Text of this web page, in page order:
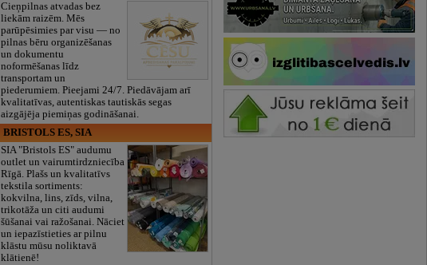
Cieņpilnas atvadas bez
liekām raizēm. Mēs
parūpēsimies par visu — no
pilnas bēru organizēšanas
un dokumentu
noformēšanas līdz
transportam un
piederumiem. Pieejami 24/7. Piedāvājam arī
kvalitatīvas, autentiskas tautiskās segas
aizgājēja piemiņas godināšanai.
BRISTOLS ES, SIA
SIA "Bristols ES" audumu
outlet un vairumtirdzniecība
Rīgā. Plašs un kvalitatīvs
tekstila sortiments:
kokvilna, lins, zīds, vilna,
trikotāža un citi audumi
šūšanai vai ražošanai. Nāciet
un iepazīstieties ar pilnu
klāstu mūsu noliktavā
klātienē!